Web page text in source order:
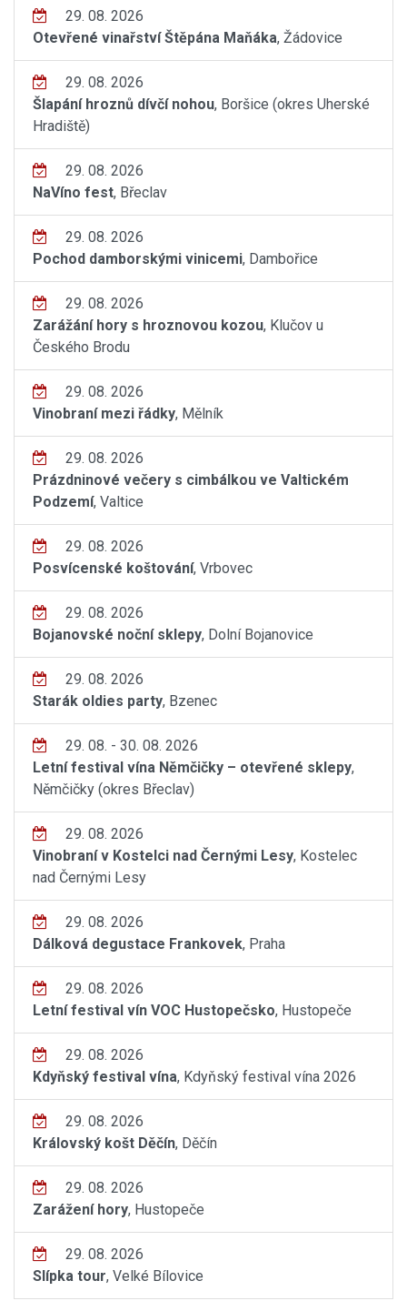
29. 08. 2026
Otevřené vinařství Štěpána Maňáka, Žádovice
29. 08. 2026
Šlapání hroznů dívčí nohou, Boršice (okres Uherské
Hradiště)
29. 08. 2026
NaVíno fest, Břeclav
29. 08. 2026
Pochod damborskými vinicemi, Dambořice
29. 08. 2026
Zarážání hory s hroznovou kozou, Klučov u
Českého Brodu
29. 08. 2026
Vinobraní mezi řádky, Mělník
29. 08. 2026
Prázdninové večery s cimbálkou ve Valtickém
Podzemí, Valtice
29. 08. 2026
Posvícenské koštování, Vrbovec
29. 08. 2026
Bojanovské noční sklepy, Dolní Bojanovice
29. 08. 2026
Starák oldies party, Bzenec
29. 08. - 30. 08. 2026
Letní festival vína Němčičky – otevřené sklepy,
Němčičky (okres Břeclav)
29. 08. 2026
Vinobraní v Kostelci nad Černými Lesy, Kostelec
nad Černými Lesy
29. 08. 2026
Dálková degustace Frankovek, Praha
29. 08. 2026
Letní festival vín VOC Hustopečsko, Hustopeče
29. 08. 2026
Kdyňský festival vína, Kdyňský festival vína 2026
29. 08. 2026
Královský košt Děčín, Děčín
29. 08. 2026
Zarážení hory, Hustopeče
29. 08. 2026
Slípka tour, Velké Bílovice